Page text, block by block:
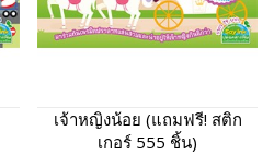
เจ้าหญิงน้อย (แถมฟรี! สติก
เกอร์ 555 ชิ้น)